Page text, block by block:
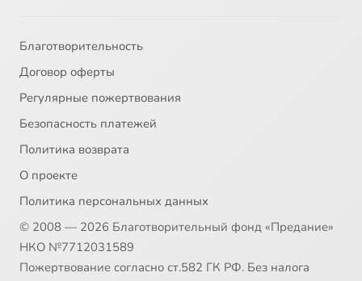
Благотворительность
Договор оферты
Регулярные пожертвования
Безопасность платежей
Политика возврата
О проекте
Политика персональных данных
© 2008 — 2026 Благотворительный фонд «Предание»
НКО №7712031589
Пожертвование согласно ст.582 ГК РФ. Без налога